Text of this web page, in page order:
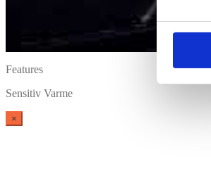
Features
Sensitiv Varme
×